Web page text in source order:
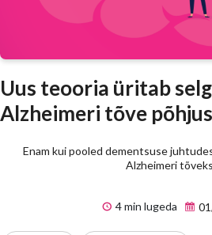
Uus teooria üritab
Alzheimeri tõve
Enam kui pooled dementsuse
Alzheimeri
4 min lugeda